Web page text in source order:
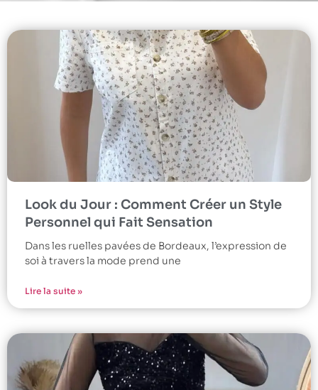
Look du Jour : Comment Créer un Style
Personnel qui Fait Sensation
Dans les ruelles pavées de Bordeaux, l’expression de
soi à travers la mode prend une
Lire la suite »